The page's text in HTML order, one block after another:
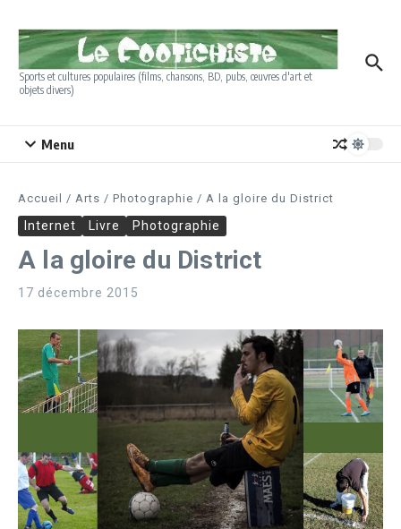
Sports et cultures populaires (films, chansons, BD, pubs, œuvres d'art et
objets divers)
Menu
Accueil / Arts / Photographie / A la gloire du District
Internet Livre Photographie
A la gloire du District
17 décembre 2015